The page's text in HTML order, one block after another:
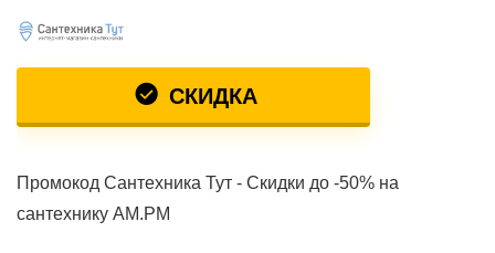
СКИДКА
Промокод Сантехника Тут - Скидки до -50% на
сантехнику AM.PM